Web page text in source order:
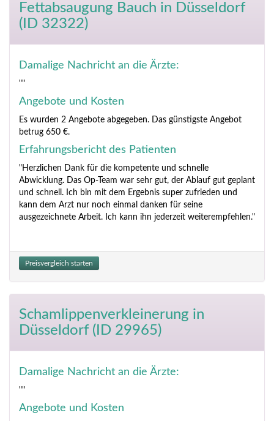
Fettabsaugung Bauch in Düsseldorf
(ID 32322)
Damalige Nachricht an die Ärzte:
""
Angebote und Kosten
Es wurden 2 Angebote abgegeben. Das günstigste Angebot
betrug 650 €.
Erfahrungsbericht des Patienten
"Herzlichen Dank für die kompetente und schnelle
Abwicklung. Das Op-Team war sehr gut, der Ablauf gut geplant
und schnell. Ich bin mit dem Ergebnis super zufrieden und
kann dem Arzt nur noch einmal danken für seine
ausgezeichnete Arbeit. Ich kann ihn jederzeit weiterempfehlen."
Preisvergleich starten
Schamlippenverkleinerung in
Düsseldorf (ID 29965)
Damalige Nachricht an die Ärzte:
""
Angebote und Kosten